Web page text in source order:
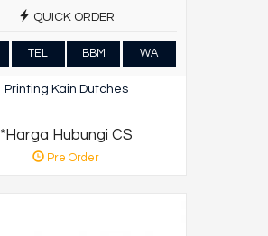
QUICK ORDER
TEL BBM WA
Printing Kain Dutches
*Harga Hubungi CS
Pre Order